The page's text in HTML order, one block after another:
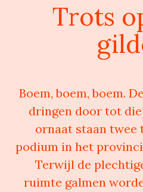
Trots
Boem, boem, boem.
dringen door tot
ornaat staan twee
podium in het
Terwijl de
ruimte galmen